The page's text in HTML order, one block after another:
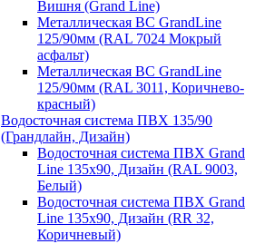
Вишня (Grand Line)
Металлическая ВС GrandLine
125/90мм (RAL 7024 Мокрый
асфальт)
Металлическая ВС GrandLine
125/90мм (RAL 3011, Коричнево-
красный)
Водосточная система ПВХ 135/90
(Грандлайн, Дизайн)
Водосточная система ПВХ Grand
Line 135х90, Дизайн (RAL 9003,
Белый)
Водосточная система ПВХ Grand
Line 135х90, Дизайн (RR 32,
Коричневый)